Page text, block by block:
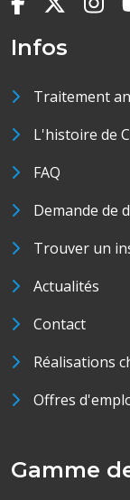
Infos
Traitement
L'histoire de
FAQ
Demande de
Trouver un
Actualités
Contact
Réalisations
Offres
Gamme